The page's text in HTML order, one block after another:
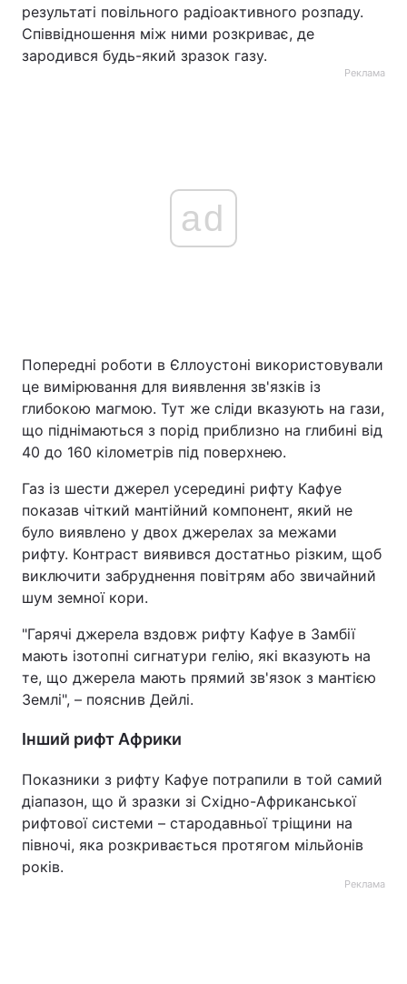
результаті повільного радіоактивного розпаду.
Співвідношення між ними розкриває, де
зародився будь-який зразок газу.
Реклама
ad
Попередні роботи в Єллоустоні використовували
це вимірювання для виявлення зв'язків із
глибокою магмою. Тут же сліди вказують на гази,
що піднімаються з порід приблизно на глибині від
40 до 160 кілометрів під поверхнею.
Газ із шести джерел усередині рифту Кафуе
показав чіткий мантійний компонент, який не
було виявлено у двох джерелах за межами
рифту. Контраст виявився достатньо різким, щоб
виключити забруднення повітрям або звичайний
шум земної кори.
"Гарячі джерела вздовж рифту Кафуе в Замбії
мають ізотопні сигнатури гелію, які вказують на
те, що джерела мають прямий зв'язок з мантією
Землі", – пояснив Дейлі.
Інший рифт Африки
Показники з рифту Кафуе потрапили в той самий
діапазон, що й зразки зі Східно-Африканської
рифтової системи – стародавньої тріщини на
півночі, яка розкривається протягом мільйонів
років.
Реклама